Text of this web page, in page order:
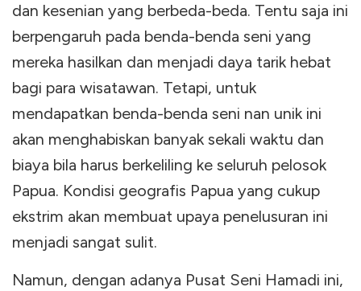
dan kesenian yang berbeda-beda. Tentu saja ini
berpengaruh pada benda-benda seni yang
mereka hasilkan dan menjadi daya tarik hebat
bagi para wisatawan. Tetapi, untuk
mendapatkan benda-benda seni nan unik ini
akan menghabiskan banyak sekali waktu dan
biaya bila harus berkeliling ke seluruh pelosok
Papua. Kondisi geografis Papua yang cukup
ekstrim akan membuat upaya penelusuran ini
menjadi sangat sulit.
Namun, dengan adanya Pusat Seni Hamadi ini,